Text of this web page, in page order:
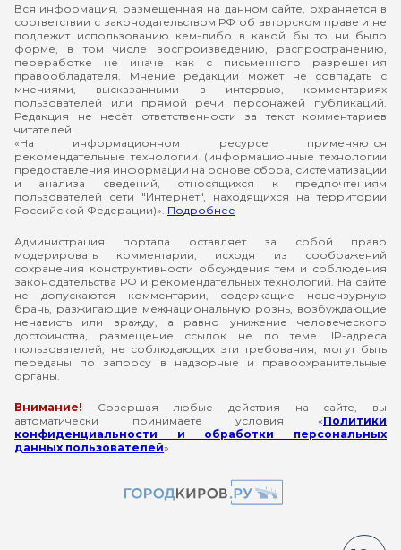
Вся информация, размещенная на данном сайте, охраняется в
соответствии с законодательством РФ об авторском праве и не
подлежит использованию кем-либо в какой бы то ни было
форме, в том числе воспроизведению, распространению,
переработке не иначе как с письменного разрешения
правообладателя. Мнение редакции может не совпадать с
мнениями, высказанными в интервью, комментариях
пользователей или прямой речи персонажей публикаций.
Редакция не несёт ответственности за текст комментариев
читателей.
«На информационном ресурсе применяются
рекомендательные технологии (информационные технологии
предоставления информации на основе сбора, систематизации
и анализа сведений, относящихся к предпочтениям
пользователей сети "Интернет", находящихся на территории
Российской Федерации)». Подробнее
Администрация портала оставляет за собой право
модерировать комментарии, исходя из соображений
сохранения конструктивности обсуждения тем и соблюдения
законодательства РФ и рекомендательных технологий. На сайте
не допускаются комментарии, содержащие нецензурную
брань, разжигающие межнациональную рознь, возбуждающие
ненависть или вражду, а равно унижение человеческого
достоинства, размещение ссылок не по теме. IP-адреса
пользователей, не соблюдающих эти требования, могут быть
переданы по запросу в надзорные и правоохранительные
органы.
Внимание! Совершая любые действия на сайте, вы
автоматически принимаете условия «Политики
конфиденциальности и обработки персональных
данных пользователей»